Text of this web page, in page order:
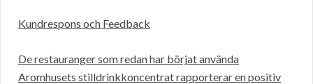
Kundrespons och Feedback
De restauranger som redan har börjat använda
Aromhusets stilldrinkkoncentrat rapporterar en positiv